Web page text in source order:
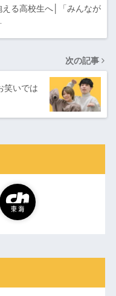
る高校生へ│「みんなが
次の記事
笑いでは